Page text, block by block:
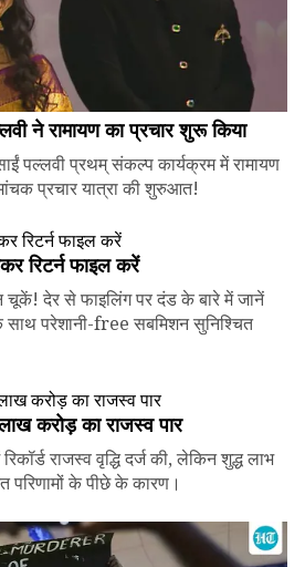
ने रामायण का प्रचार शुरू किया
पल्लवी प्रथम् संकल्प कार्यक्रम में रामायण
प्रचार यात्रा की शुरुआत!
रिटर्न फाइल करें
चूकें! देर से फाइलिंग पर दंड के बारे में जानें
परेशानी-free सबमिशन सुनिश्चित
करोड़ का राजस्व पार
राजस्व वृद्धि दर्ज की, लेकिन शुद्ध लाभ
परिणामों के पीछे के कारण।